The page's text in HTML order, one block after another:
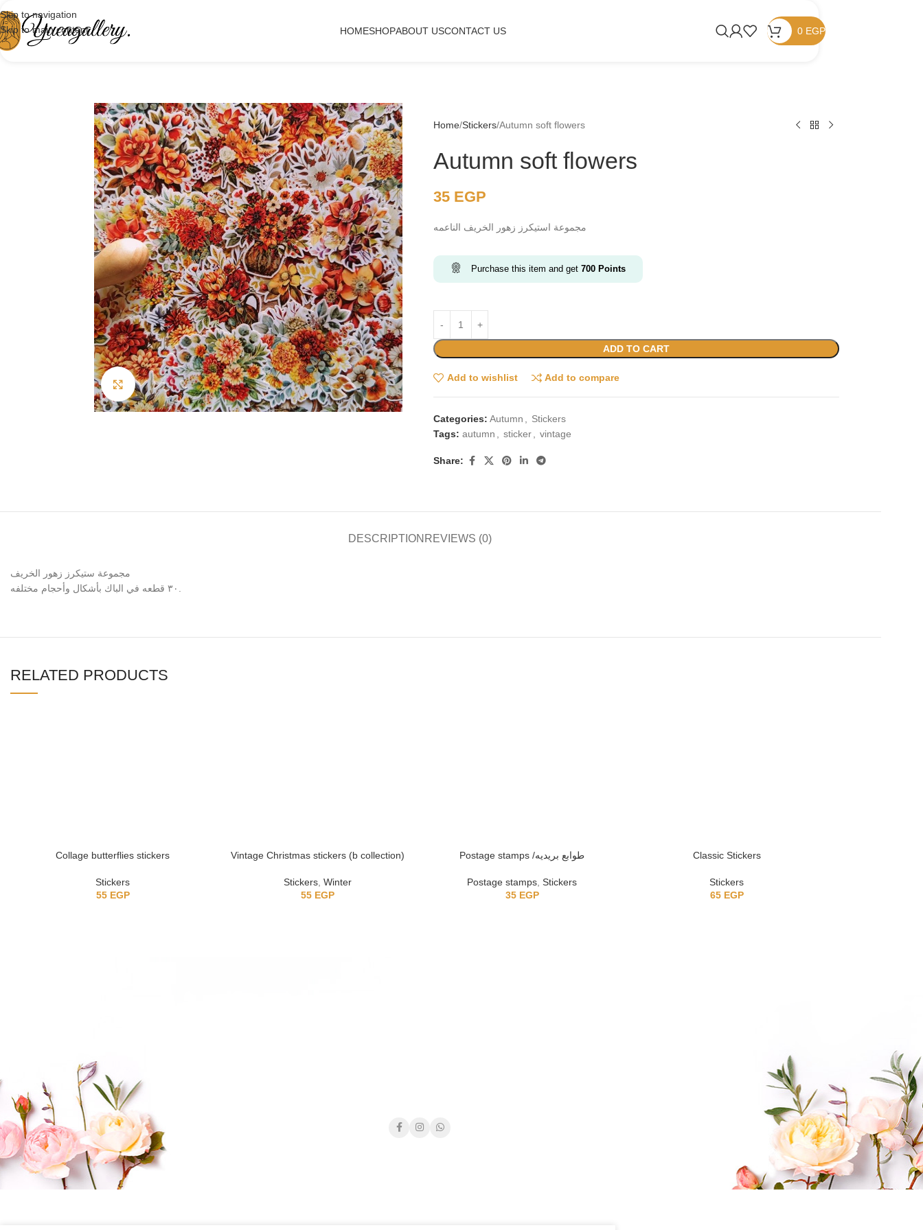
Skip to navigation
Skip to main content
HOMESHOPABOUT USCONTACT US 0 EGP
Click to enlarge
Home Stickers Autumn soft flowers
Autumn soft flowers
35 EGP
مجموعة استيكرز زهور الخريف الناعمه
Purchase this item and get 700 Points
ADD TO CART
Add to wishlist Add to compare
Categories: Autumn
Stickers
Tags: autumn sticker vintage
Share:
DESCRIPTION REVIEWS (0)
مجموعة ستيكرز زهور الخريف
RELATED PRODUCTS
Collage butterflies stickers
Stickers
55 EGP
Vintage Christmas stickers (b collection)
Stickers, Winter
55 EGP
Postage stamps /طوابع بريديه
Postage stamps, Stickers
35 EGP
Classic Stickers
Stickers
65 EGP